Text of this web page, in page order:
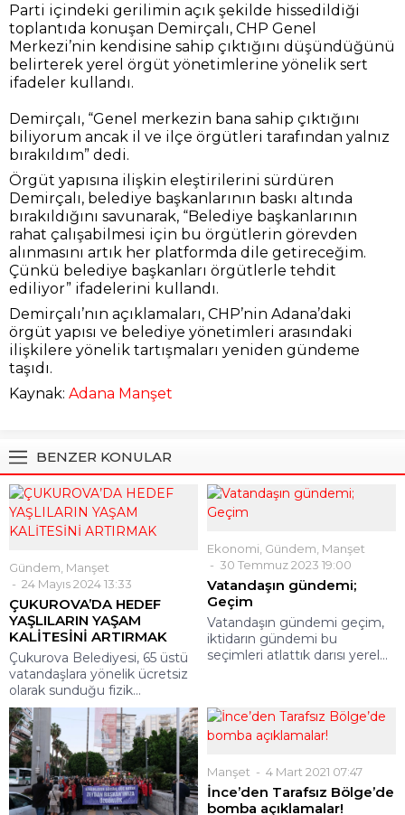
Parti içindeki gerilimin açık şekilde hissedildiği
toplantıda konuşan Demirçalı, CHP Genel
Merkezi’nin kendisine sahip çıktığını düşündüğünü
belirterek yerel örgüt yönetimlerine yönelik sert
ifadeler kullandı.
Demirçalı, “Genel merkezin bana sahip çıktığını
biliyorum ancak il ve ilçe örgütleri tarafından yalnız
bırakıldım” dedi.
Örgüt yapısına ilişkin eleştirilerini sürdüren
Demirçalı, belediye başkanlarının baskı altında
bırakıldığını savunarak, “Belediye başkanlarının
rahat çalışabilmesi için bu örgütlerin görevden
alınmasını artık her platformda dile getireceğim.
Çünkü belediye başkanları örgütlerle tehdit
ediliyor” ifadelerini kullandı.
Demirçalı’nın açıklamaları, CHP’nin Adana’daki
örgüt yapısı ve belediye yönetimleri arasındaki
ilişkilere yönelik tartışmaları yeniden gündeme
taşıdı.
Kaynak: Adana Manşet
BENZER KONULAR
Gündem Manşet
24 Mayıs 2024 13:33
ÇUKUROVA’DA HEDEF
YAŞLILARIN YAŞAM
KALİTESİNİ ARTIRMAK
Çukurova Belediyesi, 65 üstü
vatandaşlara yönelik ücretsiz
olarak sunduğu fizik...
Ekonomi Gündem Manşet
30 Temmuz 2023 19:00
Vatandaşın gündemi;
Geçim
Vatandaşın gündemi geçim,
iktidarın gündemi bu
seçimleri atlattık darısı yerel...
Manşet 4 Mart 2021 07:47
İnce’den Tarafsız Bölge’de
bomba açıklamalar!